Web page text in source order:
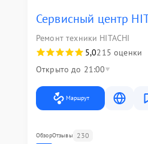
Сервисный центр
Ремонт техники HITACHI
5,0215 оценки
Открыто до 21:00
Маршрут
ОбзорОтзывы 230